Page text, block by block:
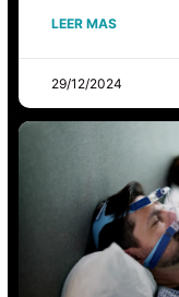
LEER MAS
29/12/2024